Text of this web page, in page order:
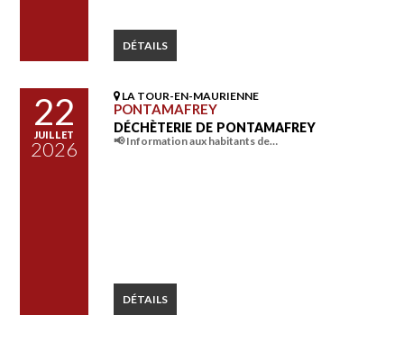
DÉTAILS
22
JUILLET
2026
LA TOUR-EN-MAURIENNE
PONTAMAFREY
DÉCHÈTERIE DE PONTAMAFREY
📢 Information aux habitants de…
DÉTAILS